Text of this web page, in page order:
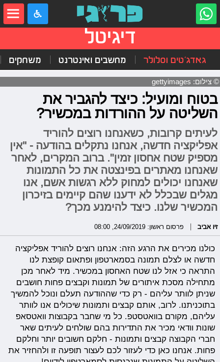
דיגיטל
גאדג'טים וסלולר מחשבים ואינטרנט משחקים
© צילום: gettyimages
בטוח ומועיל: כיצד להגביר את
השליטה על ההורדות במכשיר?
לעיתים קרובות, כשאנחנו רוצים להוריד
אפליקציה חדשה, אנחנו נתקלים בהודעה - "אין
מספיק שטח אחסון זמין". ברוב המקרים, לאחר
שאנחנו מאתרים בפינצטה את כל התמונות
שאנחנו יכולים למחוק ללא רגשות אשם, אנו
מגלים שבכלל לא ידענו שהם קיימים בזיכרון
המכשיר שלנו. כיצד להימנע מכך?
זיו אביב פרסום ראשון: 24/09/2019, 08:00
כולנו מכירים את הרגע הזה: אנחנו רוצים להוריד אפליקציה
חדשה או לצלם תמונה בסמארטפון ופתאום קופצת לנו
התראה כי אזל לנו שטח האחסון במכשיר. מיד לאחר מכן
מתחילה מסכת איתורים של תמונות וקבצים פחות חושבים
שניתן לוותר עליהם - רק כדי שההודעה תעלם ונוכל להמשיך
בתוכניתנו. לרוב, אותם קבצים ותמונות שיכולים אנו לוותר
עליהם, מקורם בוואטסטפ. כל מי שחבר בקבוצות וואטסאפ
שונות וודאי מכיר את התדירות בהם שולחים לעיתים שאר
חברי הקבוצה קבצים ותמונות - חלקם חשובים יותר וחלקם
פחות. אנחנו כאן כדי לעזור לכם לעצור תופעה זו ולהחזיר את